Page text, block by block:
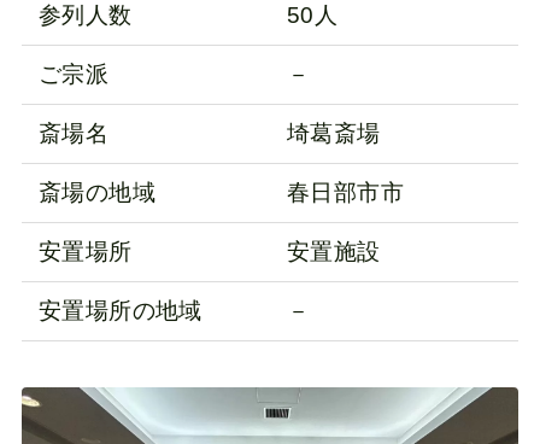
参列人数 50人
ご宗派 －
斎場名 埼葛斎場
斎場の地域 春日部市市
安置場所 安置施設
安置場所の地域 －